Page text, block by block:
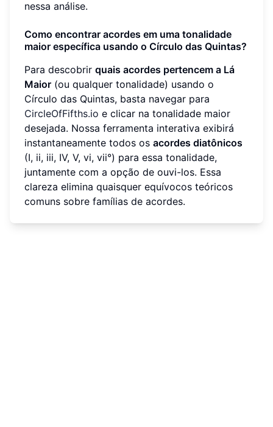
nessa análise.
Como encontrar acordes em uma tonalidade
maior específica usando o Círculo das Quintas?
Para descobrir quais acordes pertencem a Lá
Maior (ou qualquer tonalidade) usando o
Círculo das Quintas, basta navegar para
CircleOfFifths.io e clicar na tonalidade maior
desejada. Nossa ferramenta interativa exibirá
instantaneamente todos os acordes diatônicos
(I, ii, iii, IV, V, vi, vii°) para essa tonalidade,
juntamente com a opção de ouvi-los. Essa
clareza elimina quaisquer equívocos teóricos
comuns sobre famílias de acordes.